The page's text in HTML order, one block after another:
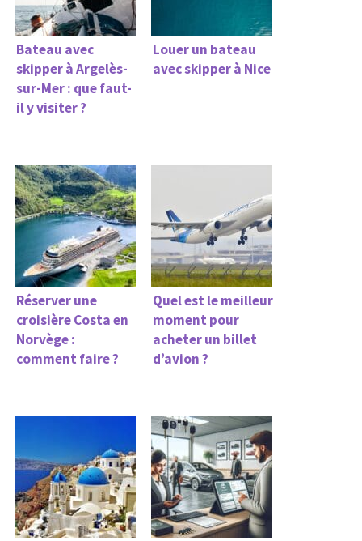
Bateau avec
skipper à Argelès-
sur-Mer : que faut-
il y visiter ?
Louer un bateau
avec skipper à Nice
Réserver une
croisière Costa en
Norvège :
comment faire ?
Quel est le meilleur
moment pour
acheter un billet
d’avion ?